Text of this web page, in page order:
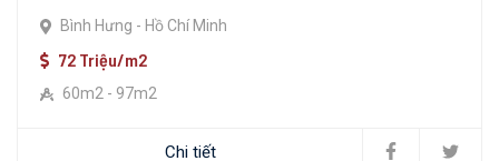
Bình Hưng - Hồ Chí Minh
72 Triệu/m2
60m2 - 97m2
Chi tiết